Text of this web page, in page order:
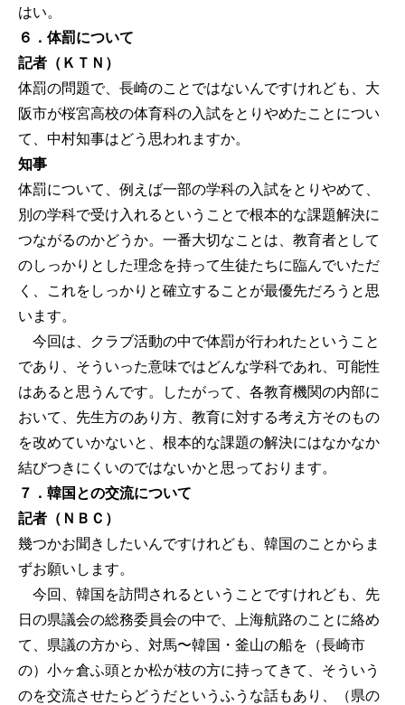
はい。
６．体罰について
記者（ＫＴＮ）
体罰の問題で、長崎のことではないんですけれども、大
阪市が桜宮高校の体育科の入試をとりやめたことについ
て、中村知事はどう思われますか。
知事
体罰について、例えば一部の学科の入試をとりやめて、
別の学科で受け入れるということで根本的な課題解決に
つながるのかどうか。一番大切なことは、教育者として
のしっかりとした理念を持って生徒たちに臨んでいただ
く、これをしっかりと確立することが最優先だろうと思
います。
今回は、クラブ活動の中で体罰が行われたということ
であり、そういった意味ではどんな学科であれ、可能性
はあると思うんです。したがって、各教育機関の内部に
おいて、先生方のあり方、教育に対する考え方そのもの
を改めていかないと、根本的な課題の解決にはなかなか
結びつきにくいのではないかと思っております。
７．韓国との交流について
記者（ＮＢＣ）
幾つかお聞きしたいんですけれども、韓国のことからま
ずお願いします。
今回、韓国を訪問されるということですけれども、先
日の県議会の総務委員会の中で、上海航路のことに絡め
て、県議の方から、対馬〜韓国・釜山の船を（長崎市
の）小ヶ倉ふ頭とか松が枝の方に持ってきて、そういう
のを交流させたらどうだというふうな話もあり、（県の